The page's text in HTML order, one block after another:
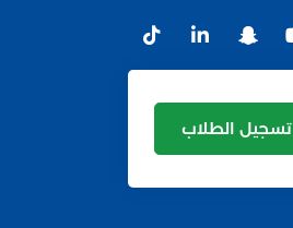
تسجيل الطلاب